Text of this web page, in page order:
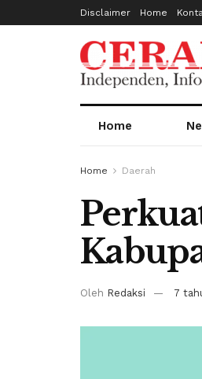
Disclaimer Home
Home
Home Daerah
Oleh Redaksi 7